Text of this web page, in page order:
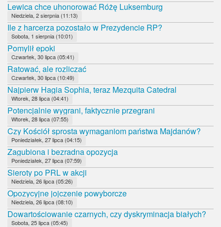
Lewica chce uhonorować Różę Luksemburg
Niedziela, 2 sierpnia (11:13)
Ile z harcerza pozostało w Prezydencie RP?
Sobota, 1 sierpnia (10:01)
Pomylił epoki
Czwartek, 30 lipca (05:41)
Ratować, ale rozliczać
Czwartek, 30 lipca (10:49)
Najpierw Hagia Sophia, teraz Mezquita Catedral
Wtorek, 28 lipca (04:41)
Potencjalnie wygrani, faktycznie przegrani
Wtorek, 28 lipca (07:55)
Czy Kościół sprosta wymaganiom państwa Majdanów?
Poniedziałek, 27 lipca (04:15)
Zagubiona i bezradna opozycja
Poniedziałek, 27 lipca (07:59)
Sieroty po PRL w akcji
Niedziela, 26 lipca (05:26)
Opozycyjne jojczenie powyborcze
Niedziela, 26 lipca (08:10)
Dowartościowanie czarnych, czy dyskryminacja białych?
Sobota, 25 lipca (05:45)